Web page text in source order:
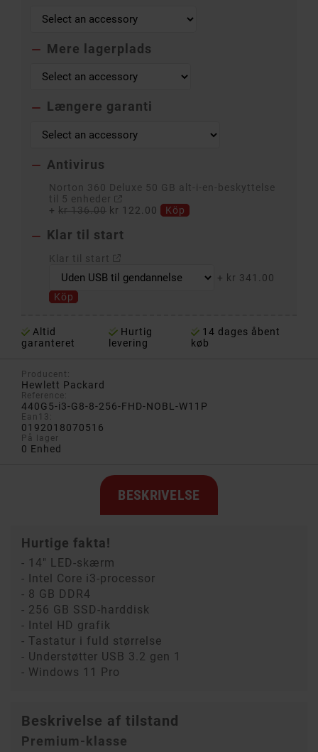
 Mere lagerplads
 Længere garanti
 Antivirus
Norton 360 Deluxe 50 GB alt-i-en-beskyttelse
til 5 enheder
+ kr 136.00 kr 122.00 Köp
 Klar til start
Klar til start
+ kr 341.00
Köp
Altid
garanteret
Hurtig
levering
14 dages åbent
køb
Producent:
Hewlett Packard
Reference:
440G5-i3-G8-8-256-FHD-NOBL-W11P
Ean13:
0192018070516
På lager
0 Enhed
BESKRIVELSE
Hurtige fakta!
- 14" LED-skærm
- Intel Core i3-processor
- 8 GB DDR4
- 256 GB SSD-harddisk
- Intel HD grafik
- Tastatur i fuld størrelse
- Understøtter USB 3.2 gen 1
- Windows 11 Pro
Beskrivelse af tilstand
Premium-klasse